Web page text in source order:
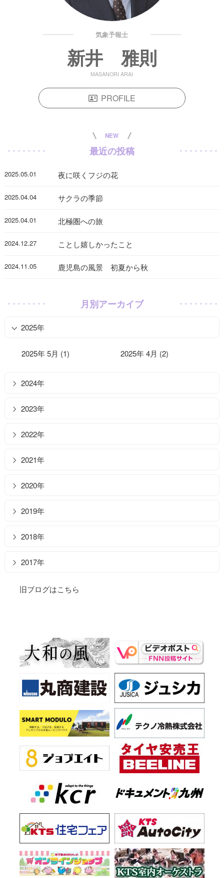
気象予報士
新井 雅則
MASANORI ARAI
PROFILE
NEW
最近の投稿
2025.05.01 夜に咲くフジの花
2025.04.04 サクラの季節
2025.04.01 北極圏への旅
2024.12.27 ことし嬉しかったこと
2024.11.05 鹿児島の風景 初夏から秋
月別アーカイブ
2025年
2025年 5月 (1) 2025年 4月 (2)
2024年
2023年
2022年
2021年
2020年
2019年
2018年
2017年
旧ブログはこちら